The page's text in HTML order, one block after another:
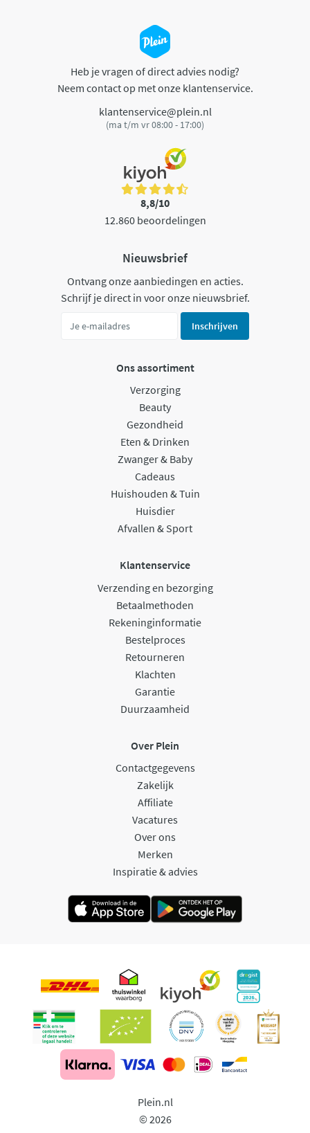
Heb je vragen of direct advies nodig?
Neem contact op met onze klantenservice.
klantenservice@plein.nl
(ma t/m vr 08:00 - 17:00)
8,8/10
12.860 beoordelingen
Nieuwsbrief
Ontvang onze aanbiedingen en acties.
Schrijf je direct in voor onze nieuwsbrief.
Inschrijven
Ons assortiment
Verzorging
Beauty
Gezondheid
Eten & Drinken
Zwanger & Baby
Cadeaus
Huishouden & Tuin
Huisdier
Afvallen & Sport
Klantenservice
Verzending en bezorging
Betaalmethoden
Rekeninginformatie
Bestelproces
Retourneren
Klachten
Garantie
Duurzaamheid
Over Plein
Contactgegevens
Zakelijk
Affiliate
Vacatures
Over ons
Merken
Inspiratie & advies
Plein.nl
© 2026